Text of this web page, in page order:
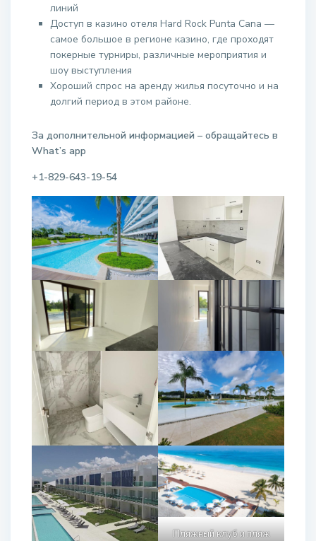
линий
Доступ в казино отеля Hard Rock Punta Cana —
самое большое в регионе казино, где проходят
покерные турниры, различные мероприятия и
шоу выступления
Хороший спрос на аренду жилья посуточно и на
долгий период в этом районе.
За дополнительной информацией – обращайтесь в
What’s app
+1-829-643-19-54
Пляжный клуб и пляж